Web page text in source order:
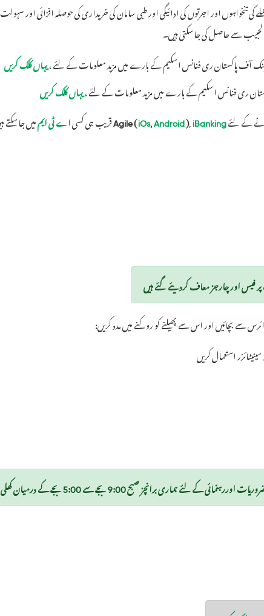
تنخواہوں اور اجرتوں کی ادائیگی اور طبی سامان کی خریداری کی حوصلہ افزائی اور
سے حاصل کی جاسکتی ہیں۔
بینک آف پاکستان ری فنانس اسکیم کے بارے میں مزید معلومات کے لئے ،یہاں کلک کریں
ری فنانس اسکیم کے بارے میں مزید معلومات کے لئے ،یہاں کلک کریں
کے لئے
Agile (iOs,Android),iBanking قریب ہی کسیاے ٹی ایممیں
فیس اور چارجز معاف کردیئے گئے ہیں
سے بچائیں اور اس سے پھیلنے کو روکنے میں مدد کریں:
استعمال کریں
برانچز صبح 9:00 بجے سے 5:00 بجے کے درمیان کھلی رہیں گی۔